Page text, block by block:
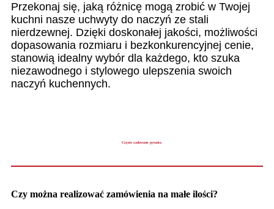
Przekonaj się, jaką różnicę mogą zrobić w Twojej
kuchni nasze uchwyty do naczyń ze stali
nierdzewnej. Dzięki doskonałej jakości, możliwości
dopasowania rozmiaru i bezkonkurencyjnej cenie,
stanowią idealny wybór dla każdego, kto szuka
niezawodnego i stylowego ulepszenia swoich
naczyń kuchennych.
Często zadawane pytania
Czy można realizować zamówienia na małe ilości?